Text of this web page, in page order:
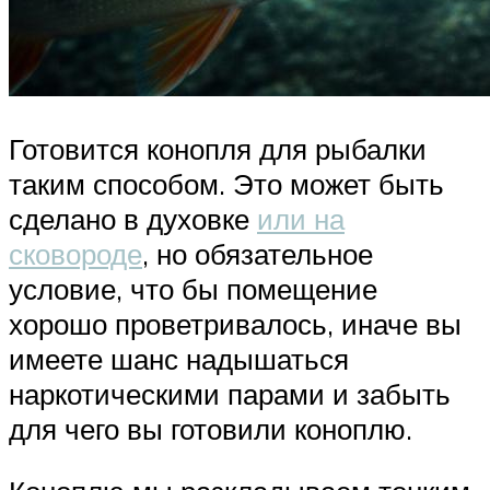
Готовится конопля для рыбалки
таким способом. Это может быть
сделано в духовке или на
сковороде, но обязательное
условие, что бы помещение
хорошо проветривалось, иначе вы
имеете шанс надышаться
наркотическими парами и забыть
для чего вы готовили коноплю.